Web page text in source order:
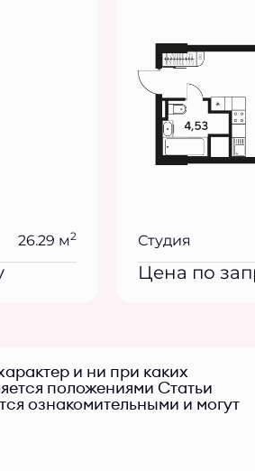
26.29 м2 Студия
Цена по
и ни при каких
положениями Статьи
ознакомительными и могут